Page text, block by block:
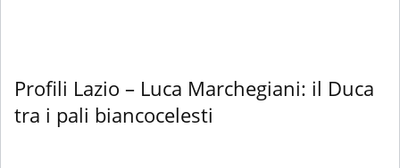
Profili Lazio – Luca Marchegiani: il Duca
tra i pali biancocelesti